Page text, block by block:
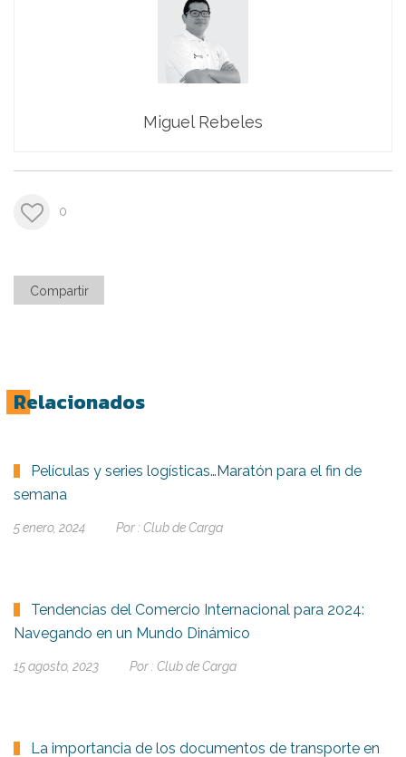
Miguel Rebeles
0
Compartir
Relacionados
Películas y series logísticas…Maratón para el fin de
semana
5 enero, 2024 Por : Club de Carga
Tendencias del Comercio Internacional para 2024:
Navegando en un Mundo Dinámico
15 agosto, 2023 Por : Club de Carga
La importancia de los documentos de transporte en